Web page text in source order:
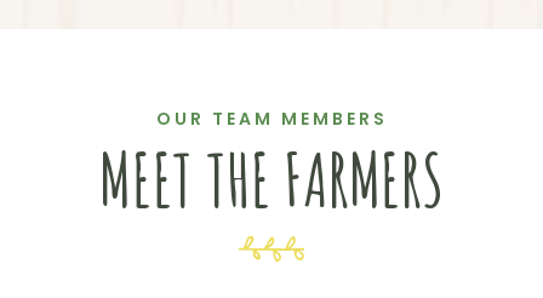
OUR TEAM MEMBERS
MEET THE FARMERS